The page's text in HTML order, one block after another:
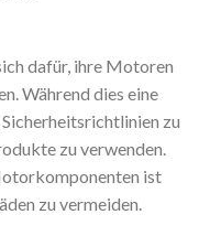
dafür, ihre Motoren
Während dies eine
zu
zu verwenden.
ist
zu vermeiden.